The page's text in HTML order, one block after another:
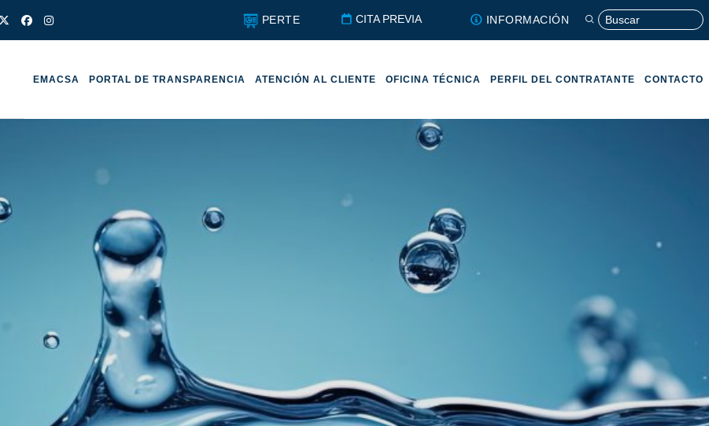
PERTE CITA PREVIA INFORMACIÓN
EMACSA PORTAL DE TRANSPARENCIA ATENCIÓN AL CLIENTE OFICINA TÉCNICA PERFIL DEL CONTRATANTE CONTACTO